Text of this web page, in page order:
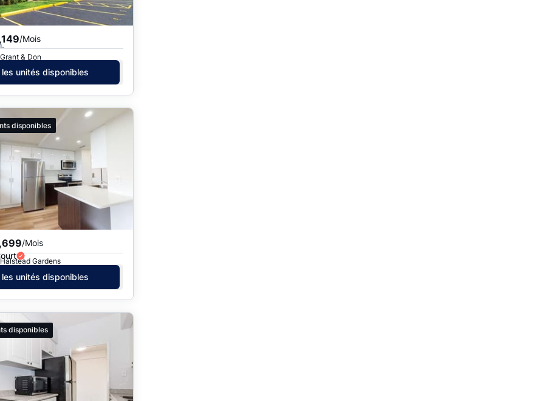
/Mois
& Don
les unités disponibles
disponibles
/Mois
Gardens
les unités disponibles
disponibles